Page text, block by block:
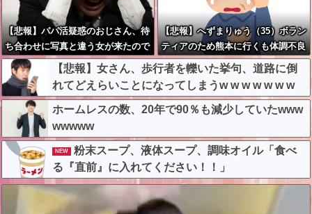
【悲報】パパ活疑惑のおじさん、待
ち合わせに写真と違う女が来たので
逃げようとするも眼鏡を奪われ可哀
想なことになっているところを激写
されてしまう…
【悲報】へずまりゅう（35）ボラン
ティアのため熊本に行くも体調不良
で病院に行く
【悲報】女さん、歩行者を轢いた挙句、道路に倒
れてどえらいことになってしまうw w w w w w w
ホームレスの数、20年で90％も減少していたwww
wwwww
NEW
粉末スープ、液体スープ、調味オイル「食べ
る『直前』に入れてください！！」